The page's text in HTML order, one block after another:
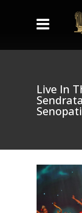
Live In